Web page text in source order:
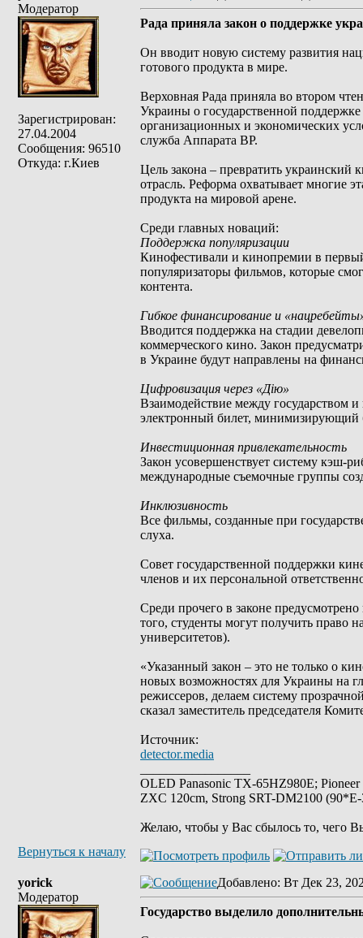
Модератор
Зарегистрирован:
27.04.2004
Сообщения: 96510
Откуда: г.Киев
Рада приняла закон о поддержке
Он вводит новую систему развития
готового продукта в мире.
Верховная Рада приняла во втором
Украины о государственной
организационных и экономических
служба Аппарата ВР.
Цель закона – превратить
отрасль. Реформа охватывает многие
продукта на мировой арене.
Среди главных новаций:
Поддержка популяризации
Кинофестивали и кинопремии в
популяризаторы фильмов, которые
контента.
Гибкое финансирование и
Вводится поддержка на стадии
коммерческого кино. Закон
в Украине будут направлены на
Цифровизация через «Дію»
Взаимодействие между государством
электронный билет,
Инвестиционная привлекательность
Закон усовершенствует систему кэш-
международные съемочные группы
Инклюзивность
Все фильмы, созданные при
слуха.
Совет государственной поддержки
членов и их персональной
Среди прочего в законе
того, студенты могут получить право
университетов).
«Указанный закон – это не только о
новых возможностях для Украины на
режиссеров, делаем систему
сказал заместитель председателя
Источник:
detector.media
OLED Panasonic TX-65HZ980E;
ZXC 120cm, Strong SRT-DM2100
Желаю, чтобы у Вас сбылось то, чего
Вернуться к началу
yorick
Модератор
Добавлено: Вт Дек 23,
Государство выделило